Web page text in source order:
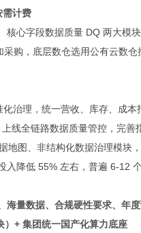
需计费
心字段数据质量 DQ 两大模
购，底层数仓选用公有云数仓
治理，统一营收、库存、成本
线全链路数据质量管控，完善
图、非结构化数据治理模块
降低 55% 左右，普遍 6-12
量数据、合规硬性要求、年度
+ 集团统一国产化算力底座